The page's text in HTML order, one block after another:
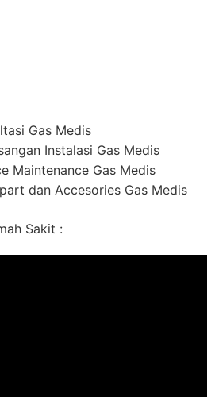
Gas Medis
Instalasi Gas Medis
Maintenance Gas Medis
dan Accesories Gas Medis
Sakit :